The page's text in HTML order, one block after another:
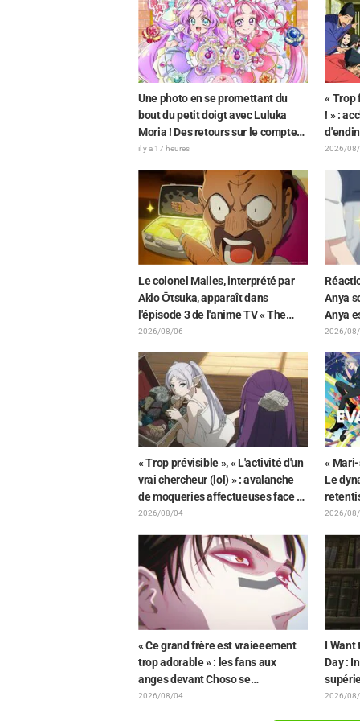
World »
Une photo en se promettant du
bout du petit doigt avec Luluka
Moria ! Des retours sur le compte
rendu de la comédienne de
assisté au Dream Stage de « Star
Detective Precure! » : « C’est le W
Arcana »
il y a 17 heures
« Trop
! » :
par
2026/
Le colonel Malles, interprété par
Akio Ōtsuka, apparaît dans
l'épisode 3 de l'anime TV « The
Ghost in the Shell » ! Commentaire
dévoilés
2026/08/06
Anya
Anya
2026/
« Trop prévisible », « L'activité d'un
vrai chercheur (lol) » : avalanche
de moqueries affectueuses face à
la peluche de Frieren piégée par
de « Frieren »
2026/08/04
«
Le
Neon
2026/
« Ce grand frère est vraieeement
trop adorable » : les fans aux
anges devant Choso se
rapprochant de Yūji Itadori sur
2026/08/04
I Want
Day :
bande-
2026/